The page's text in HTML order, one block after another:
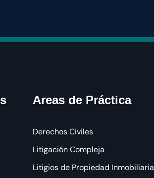
Areas de Práctica
Derechos Civiles
Litigación Compleja
Litigios de Propiedad Inmobiliaria